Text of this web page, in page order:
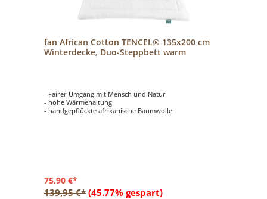
fan African Cotton TENCEL® 135x200 cm
Winterdecke, Duo-Steppbett warm
- Fairer Umgang mit Mensch und Natur
- hohe Wärmehaltung
- handgepflückte afrikanische Baumwolle
75,90 €*
139,95 €* (45.77% gespart)